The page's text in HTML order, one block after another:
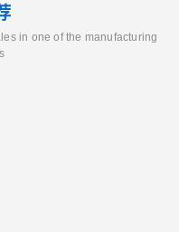
in one of the manufacturing